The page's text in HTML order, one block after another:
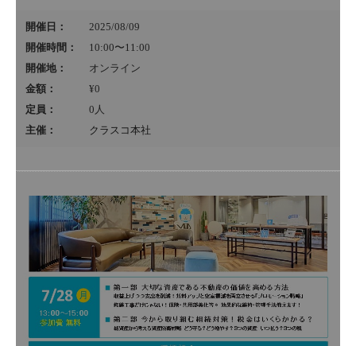
開催日：
2025/08/09
開催時間：
10:00〜11:00
開催地：
オンライン
金額：
¥0
定員：
0 人
主催：
クラスコ本社